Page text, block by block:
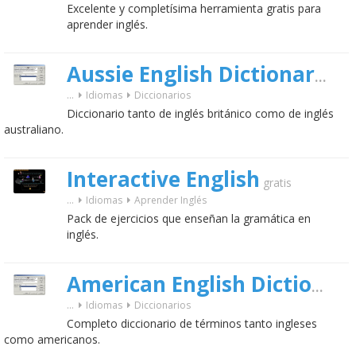
Excelente y completísima herramienta gratis para
aprender inglés.
Aussie English Dictionary
... Idiomas Diccionarios
Diccionario tanto de inglés británico como de inglés
australiano.
Interactive English gratis
... Idiomas Aprender Inglés
Pack de ejercicios que enseñan la gramática en
inglés.
American English Dictionary
... Idiomas Diccionarios
Completo diccionario de términos tanto ingleses
como americanos.